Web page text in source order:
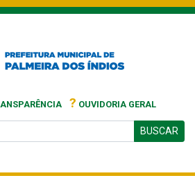
? OUVIDORIA GERAL
BUSCAR